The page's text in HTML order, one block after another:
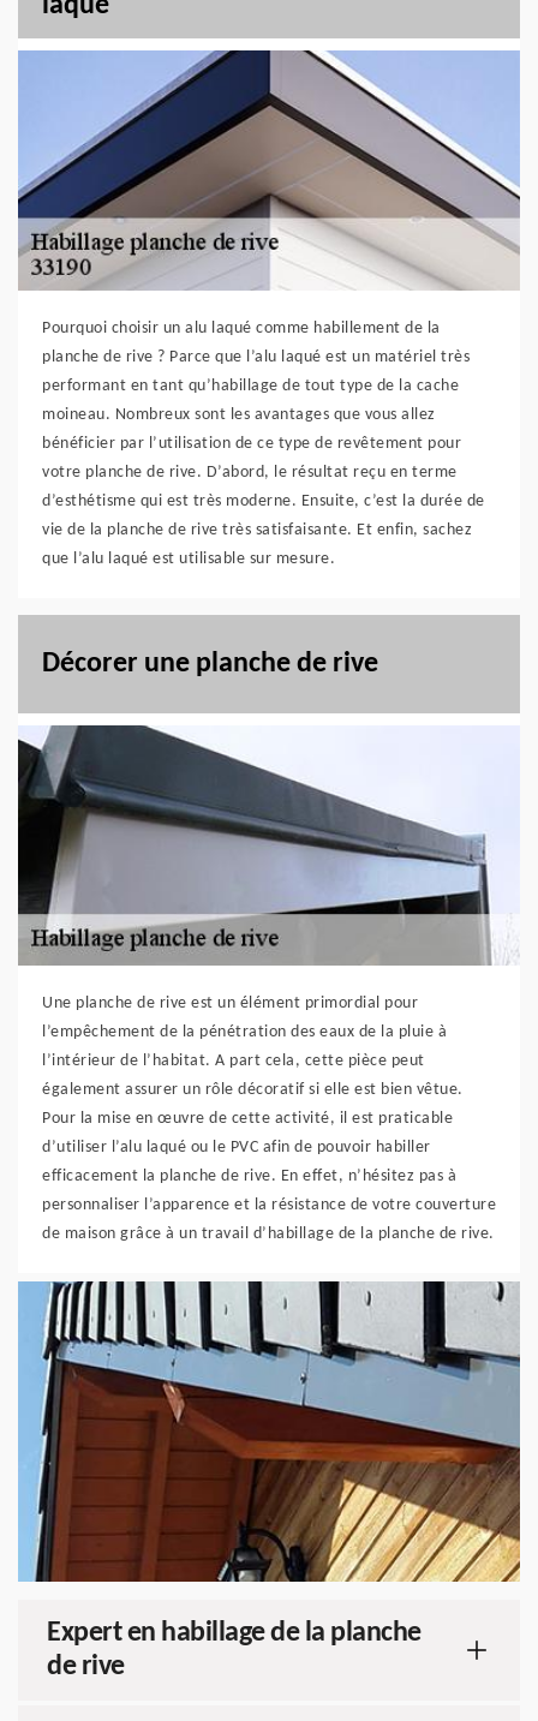
laqué
Pourquoi choisir un alu laqué comme habillement de la
planche de rive ? Parce que l’alu laqué est un matériel très
performant en tant qu’habillage de tout type de la cache
moineau. Nombreux sont les avantages que vous allez
bénéficier par l’utilisation de ce type de revêtement pour
votre planche de rive. D’abord, le résultat reçu en terme
d’esthétisme qui est très moderne. Ensuite, c’est la durée de
vie de la planche de rive très satisfaisante. Et enfin, sachez
que l’alu laqué est utilisable sur mesure.
Décorer une planche de rive
Une planche de rive est un élément primordial pour
l’empêchement de la pénétration des eaux de la pluie à
l’intérieur de l’habitat. A part cela, cette pièce peut
également assurer un rôle décoratif si elle est bien vêtue.
Pour la mise en œuvre de cette activité, il est praticable
d’utiliser l’alu laqué ou le PVC afin de pouvoir habiller
efficacement la planche de rive. En effet, n’hésitez pas à
personnaliser l’apparence et la résistance de votre couverture
de maison grâce à un travail d’habillage de la planche de rive.
Expert en habillage de la planche
de rive